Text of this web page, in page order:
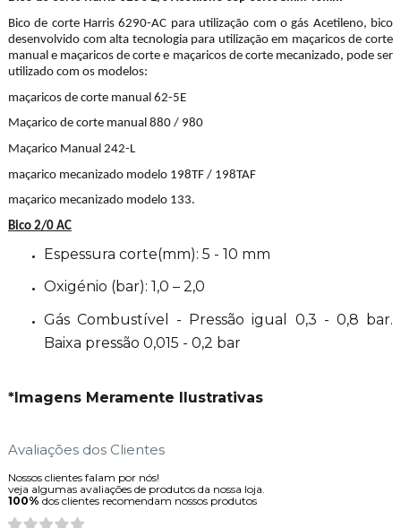
Bico de corte Harris 6290-AC para utilização com o gás Acetileno, bico
desenvolvido com alta tecnologia para utilização em maçaricos de corte
manual e maçaricos de corte e maçaricos de corte mecanizado, pode ser
utilizado com os modelos:
maçaricos de corte manual 62-5E
Maçarico de corte manual 880 / 980
Maçarico Manual 242-L
maçarico mecanizado modelo 198TF / 198TAF
maçarico mecanizado modelo 133.
Bico 2/0 AC
Espessura corte(mm): 5 - 10 mm
Oxigénio (bar): 1,0 – 2,0
Gás Combustível - Pressão igual 0,3 - 0,8 bar.
Baixa pressão 0,015 - 0,2 bar
*Imagens Meramente Ilustrativas
Avaliações dos Clientes
Nossos clientes falam por nós!
veja algumas avaliações de produtos da nossa loja.
100% dos clientes recomendam nossos produtos